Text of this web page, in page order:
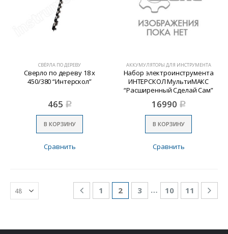
СВЁРЛА ПО ДЕРЕВУ
Сверло по дереву 18 х
450/380 “Интерскол”
465 Р
В КОРЗИНУ
Сравнить
АККУМУЛЯТОРЫ ДЛЯ ИНСТРУМЕНТА
Набор электроинструмента
ИНТЕРСКОЛ МультиМАКС
“Расширенный Сделай Сам”
16990 Р
В КОРЗИНУ
Сравнить
1 2 3 … 10 11